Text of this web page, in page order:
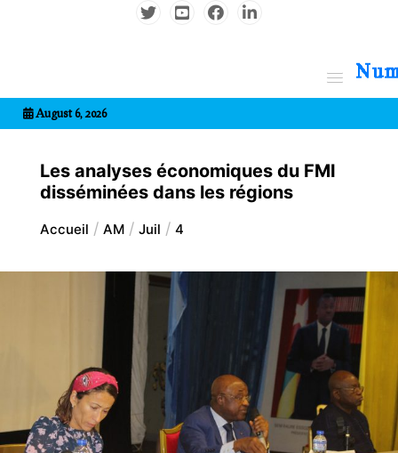
August 6, 2026
Les analyses économiques du FMI
disséminées dans les régions
Accueil AM Juil 4